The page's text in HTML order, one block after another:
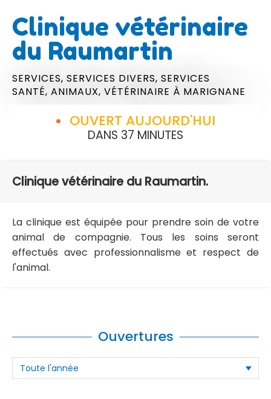
Clinique vétérinaire
du Raumartin
SERVICES, SERVICES DIVERS, SERVICES
SANTÉ, ANIMAUX, VÉTÉRINAIRE À MARIGNANE
OUVERT AUJOURD'HUI
DANS 37 MINUTES
Clinique vétérinaire du Raumartin.
La clinique est équipée pour prendre soin de votre
animal de compagnie. Tous les soins seront
effectués avec professionnalisme et respect de
l'animal.
Ouvertures